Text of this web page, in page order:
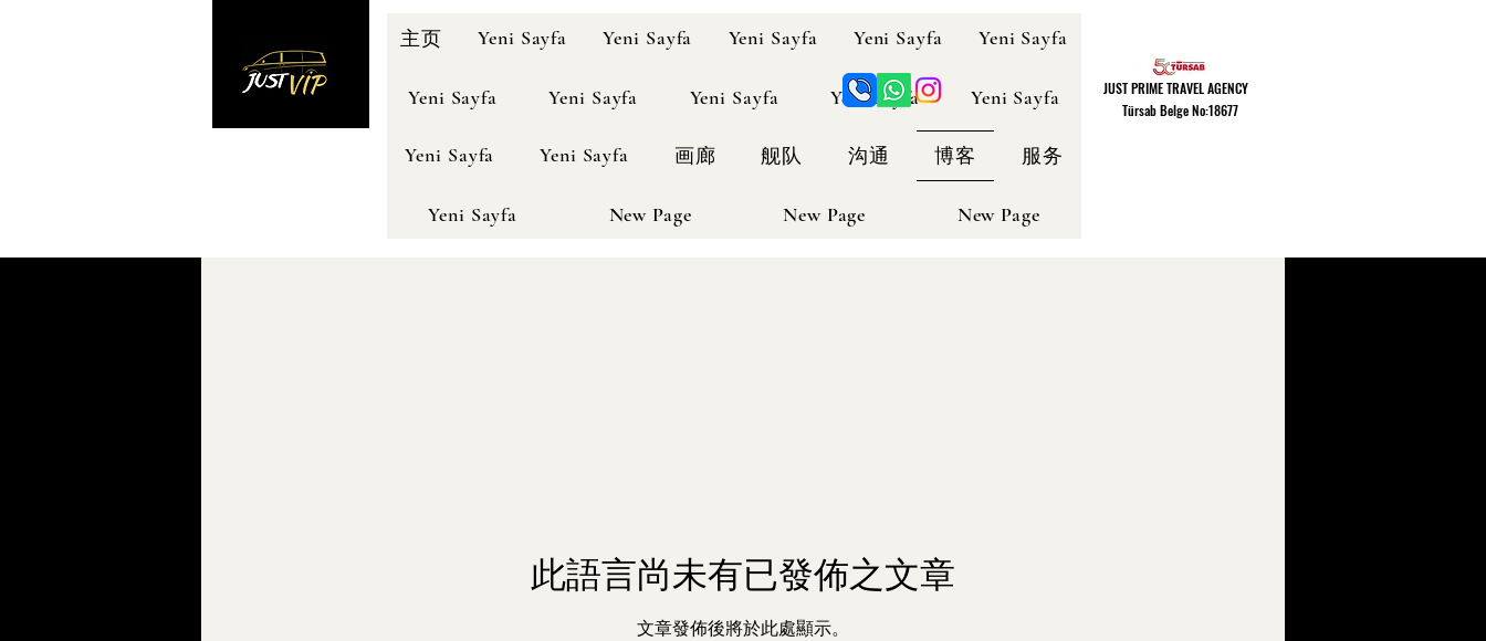
主页 Yeni Sayfa Yeni Sayfa Yeni Sayfa Yeni Sayfa Yeni Sayfa
Yeni Sayfa Yeni Sayfa Yeni Sayfa Yeni Sayfa Yeni Sayfa
Yeni Sayfa Yeni Sayfa 画廊 舰队 沟通 博客 服务
Yeni Sayfa New Page New Page New Page
JUST PRIME TRAVEL AGENCY
Türsab Belge No:18677
此語言尚未有已發佈之文章
文章發佈後將於此處顯示。